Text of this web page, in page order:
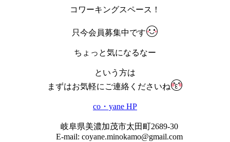
コワーキングスペース！
只今会員募集中です
ちょっと気になるなー
という方は
まずはお気軽にご連絡くださいね
co・yane HP
岐阜県美濃加茂市太田町2689-30
E-mail: coyane.minokamo@gmail.com